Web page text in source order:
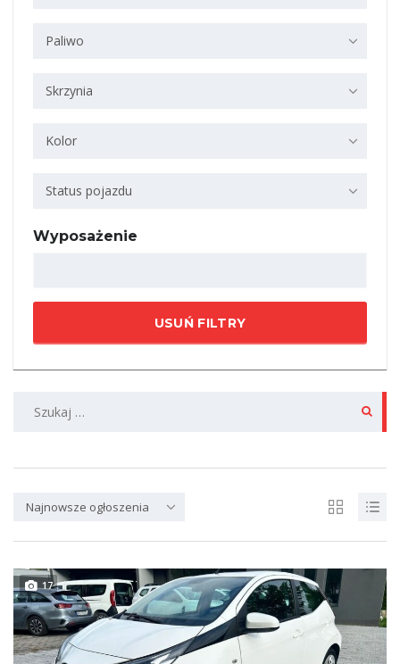
Paliwo
Skrzynia
Kolor
Status pojazdu
Wyposażenie
USUŃ FILTRY
Najnowsze ogłoszenia
17